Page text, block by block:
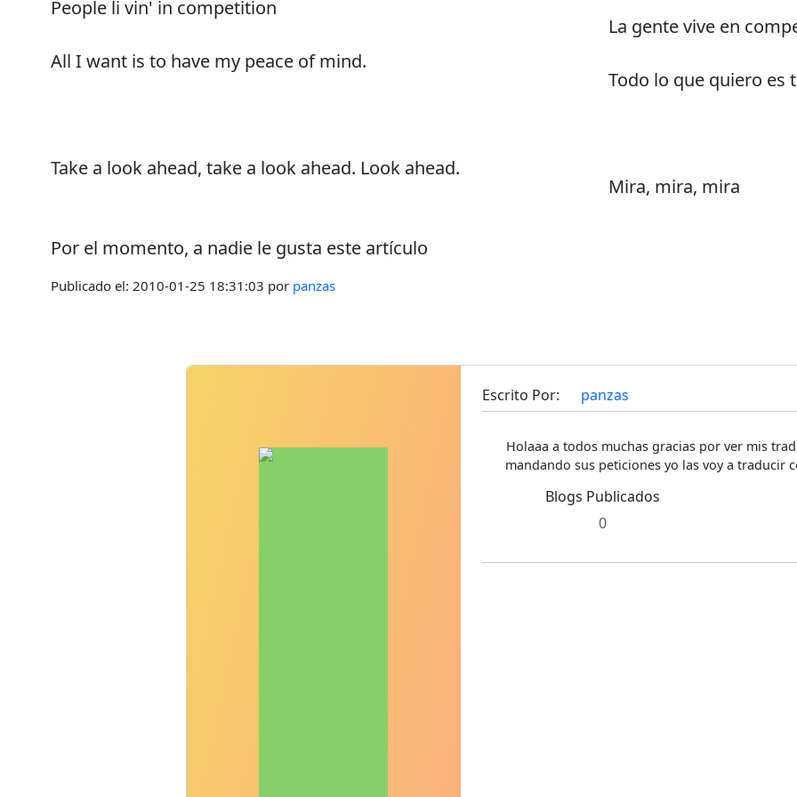
People li vin' in competition
All I want is to have my peace of mind.
Take a look ahead, take a look ahead. Look ahead.
Por el momento, a nadie le gusta este artículo
Publicado el: 2010-01-25 18:31:03 por panzas
La gente vive en
Todo lo que quiero es
Mira, mira, mira
Escrito Por: panzas
Holaaa a todos muchas gracias por ver mis
mandando sus peticiones yo las voy a traducir
Blogs Publicados
0